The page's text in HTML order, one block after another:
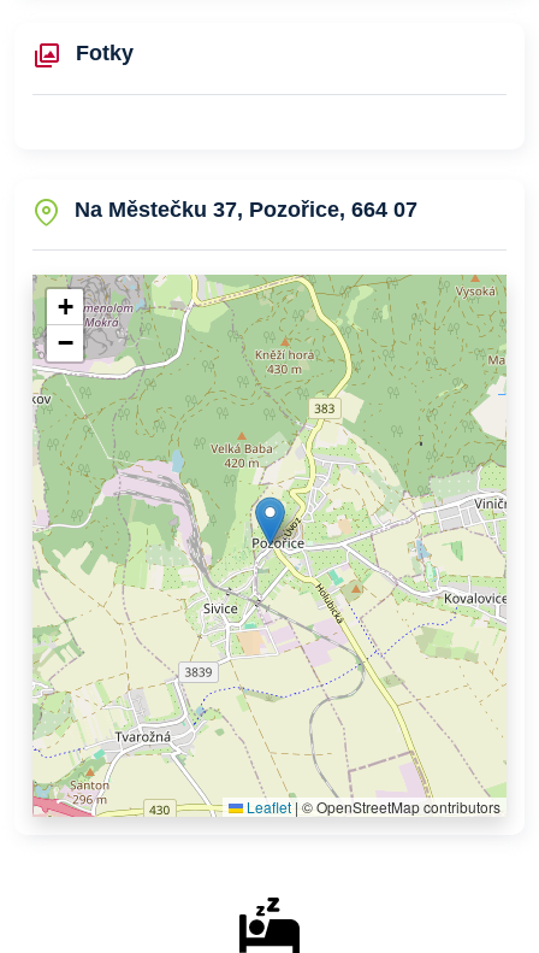
Fotky
Na Městečku 37, Pozořice, 664 07
+
−
Leaflet | © OpenStreetMap contributors